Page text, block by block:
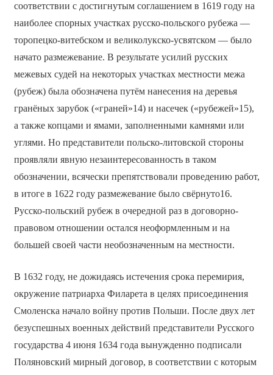
соответствии с достигнутым соглашением в 1619 году на
наиболее спорных участках русско-польского рубежа —
торопецко-витебском и великолукско-усвятском — было
начато размежевание. В результате усилий русских
межевых судей на некоторых участках местности межа
(рубеж) была обозначена путём нанесения на деревья
гранёных зарубок («граней»14) и насечек («рубежей»15),
а также копцами и ямами, заполненными камнями или
углями. Но представители польско-литовской стороны
проявляли явную незаинтересованность в таком
обозначении, всячески препятствовали проведению работ,
в итоге в 1622 году размежевание было свёрнуто16.
Русско-польский рубеж в очередной раз в договорно-
правовом отношении остался неоформленным и на
большей своей части необозначенным на местности.
В 1632 году, не дожидаясь истечения срока перемирия,
окружение патриарха Филарета в целях присоединения
Смоленска начало войну против Польши. После двух лет
безуспешных военных действий представители Русского
государства 4 июня 1634 года вынужденно подписали
Поляновский мирный договор, в соответствии с которым